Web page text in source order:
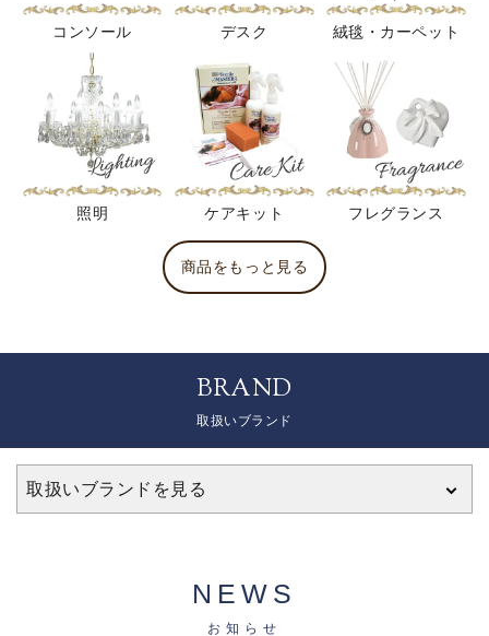
コンソール デスク 絨毯・カーペット
照明 ケアキット フレグランス
商品をもっと見る
BRAND
取扱いブランド
取扱いブランドを見る
NEWS
お知らせ